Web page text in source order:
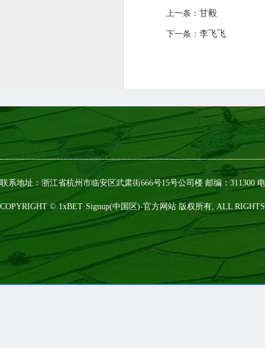
上一条： 甘毅
下一条： 李飞飞
联系地址：浙江省杭州市临安区武肃街666号15号公司楼 邮编：311300
COPYRIGHT © 1xBET·Signup(中国区)-官方网站 版权所有, ALL